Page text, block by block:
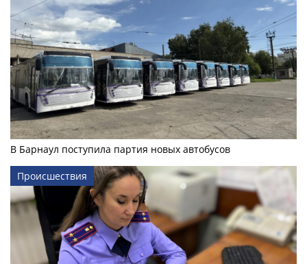
В Барнаул поступила партия новых автобусов
Происшествия